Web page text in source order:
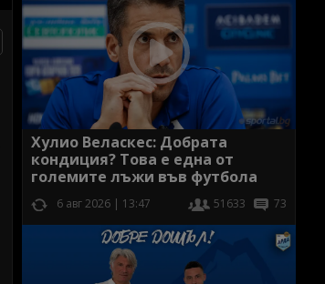
Хулио Веласкес: Добрата
кондиция? Това е една от
големите лъжи във футбола
6 авг 2026 | 13:47 51633 73